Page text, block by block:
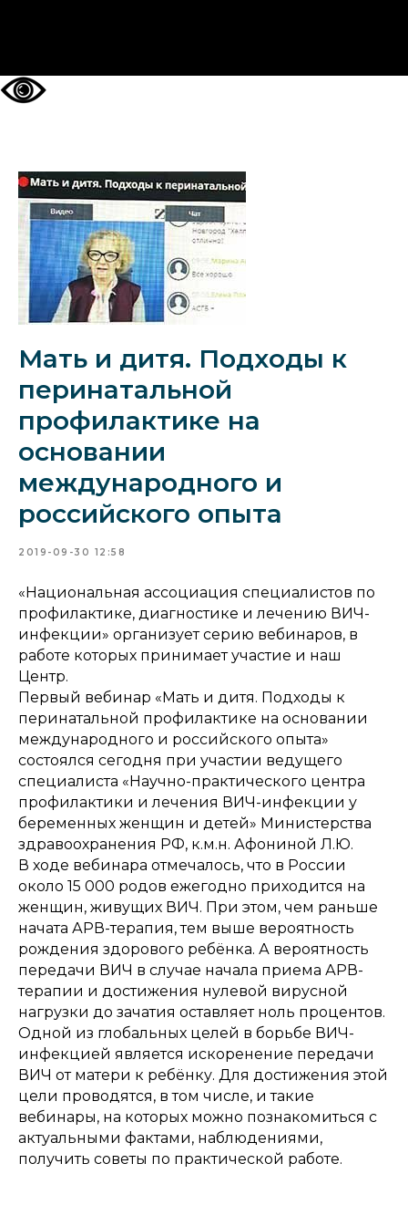
Мать и дитя. Подходы к
перинатальной
профилактике на
основании
международного и
российского опыта
2019-09-30 12:58
«Национальная ассоциация специалистов по
профилактике, диагностике и лечению ВИЧ-
инфекции» организует серию вебинаров, в
работе которых принимает участие и наш
Центр.
Первый вебинар «Мать и дитя. Подходы к
перинатальной профилактике на основании
международного и российского опыта»
состоялся сегодня при участии ведущего
специалиста «Научно-практического центра
профилактики и лечения ВИЧ-инфекции у
беременных женщин и детей» Министерства
здравоохранения РФ, к.м.н. Афониной Л.Ю.
В ходе вебинара отмечалось, что в России
около 15 000 родов ежегодно приходится на
женщин, живущих ВИЧ. При этом, чем раньше
начата АРВ-терапия, тем выше вероятность
рождения здорового ребёнка. А вероятность
передачи ВИЧ в случае начала приема АРВ-
терапии и достижения нулевой вирусной
нагрузки до зачатия оставляет ноль процентов.
Одной из глобальных целей в борьбе ВИЧ-
инфекцией является искоренение передачи
ВИЧ от матери к ребёнку. Для достижения этой
цели проводятся, в том числе, и такие
вебинары, на которых можно познакомиться с
актуальными фактами, наблюдениями,
получить советы по практической работе.